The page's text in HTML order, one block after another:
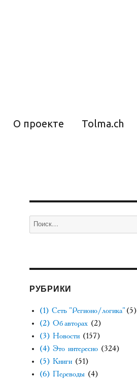
О проекте Tolma.ch
Искать:
РУБРИКИ
(1) Сеть "Регионо/логика"(5)
(2) Об авторах(2)
(3) Новости(157)
(4) Это интересно(324)
(5) Книги(51)
(6) Переводы(4)